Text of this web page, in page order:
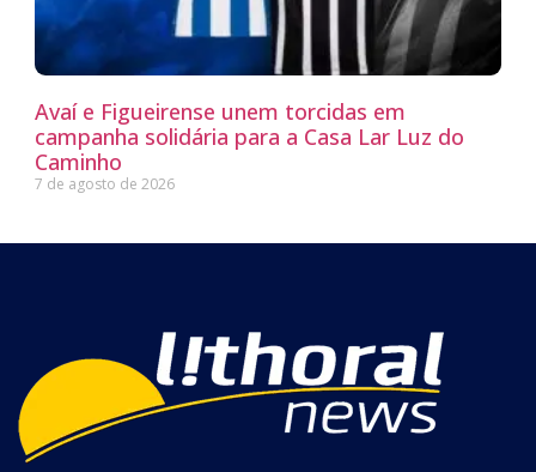
Avaí e Figueirense unem torcidas em
campanha solidária para a Casa Lar Luz do
Caminho
7 de agosto de 2026